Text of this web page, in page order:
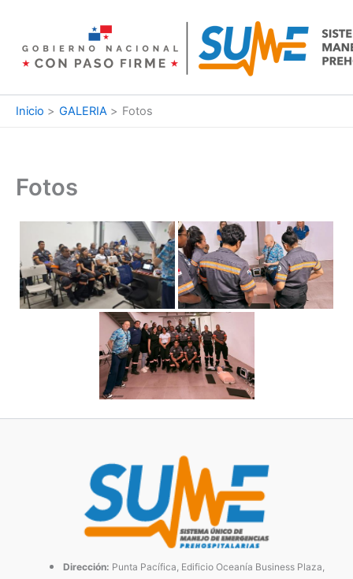
contenido
Inicio GALERIA Fotos
Fotos
Dirección: Punta Pacífica, Edificio Oceanía Business Plaza,